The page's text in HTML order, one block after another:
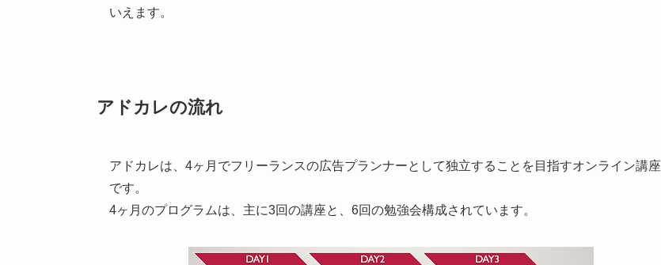
いえます。
アドカレの流れ
アドカレは、4ヶ月でフリーランスの広告プランナーとして独立することを目指すオンライン講座
です。
4ヶ月のプログラムは、主に3回の講座と、6回の勉強会構成されています。